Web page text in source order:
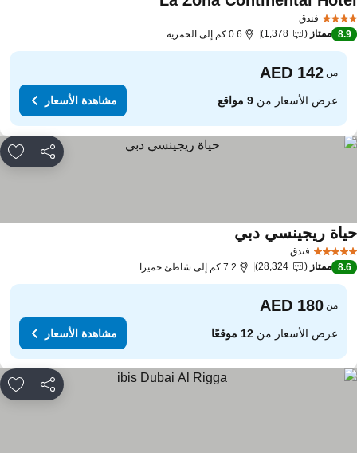
فندق
مشاهدة الأسعار
8.9 ممتاز 1,378 0.6 كم إلى الحمرية
من
عرض الأسعار من9 مواقع مشاهدة الأسعار
مشاركة
فندق
ريجينسي دبيمشاهدة الأسعار
8.6 ممتاز 28,324 7.2 كم إلى شاطئ جميرا
من
عرض الأسعار من12 موقعًا مشاهدة الأسعار
مشاركة